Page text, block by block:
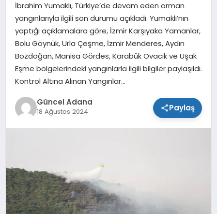
TEKNOLOJI
İbrahim Yumaklı, Türkiye’de devam eden orman
yangınlarıyla ilgili son durumu açıkladı. Yumaklı’nın
yaptığı açıklamalara göre, İzmir Karşıyaka Yamanlar,
Bolu Göynük, Urla Çeşme, İzmir Menderes, Aydın
Bozdoğan, Manisa Gördes, Karabük Ovacık ve Uşak
Eşme bölgelerindeki yangınlarla ilgili bilgiler paylaşıldı.
Kontrol Altına Alınan Yangınlar…
Güncel Adana
18 Ağustos 2024 Paylaş